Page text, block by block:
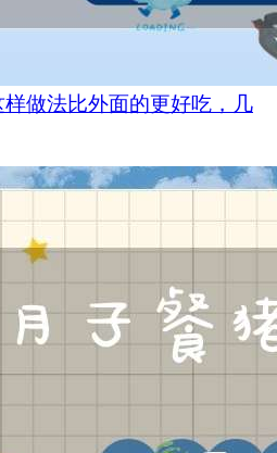
做法比外面的更好吃，几